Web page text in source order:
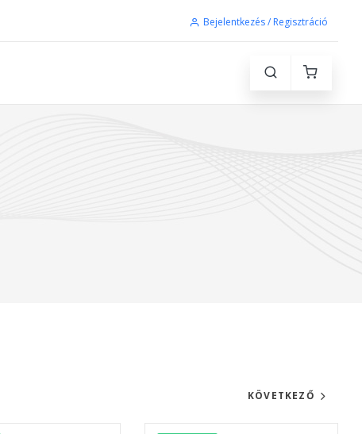
Bejelentkezés / Regisztráció
KÖVETKEZŐ